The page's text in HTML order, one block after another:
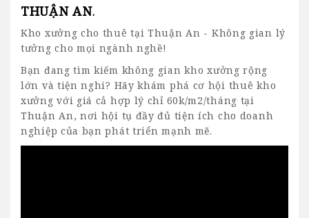
THUẬN AN.
Kho xưởng cho thuê tại Thuận An - Không gian lý
tưởng cho mọi ngành nghề!
Bạn đang tìm kiếm không gian kho xưởng rộng
lớn và tiện nghi? Hãy khám phá cơ hội thuê kho
xưởng với giá cả hợp lý chỉ 60k/m2/tháng tại
Thuận An, nơi hội tụ đầy đủ tiện ích cho doanh
nghiệp của bạn phát triển mạnh mẽ.